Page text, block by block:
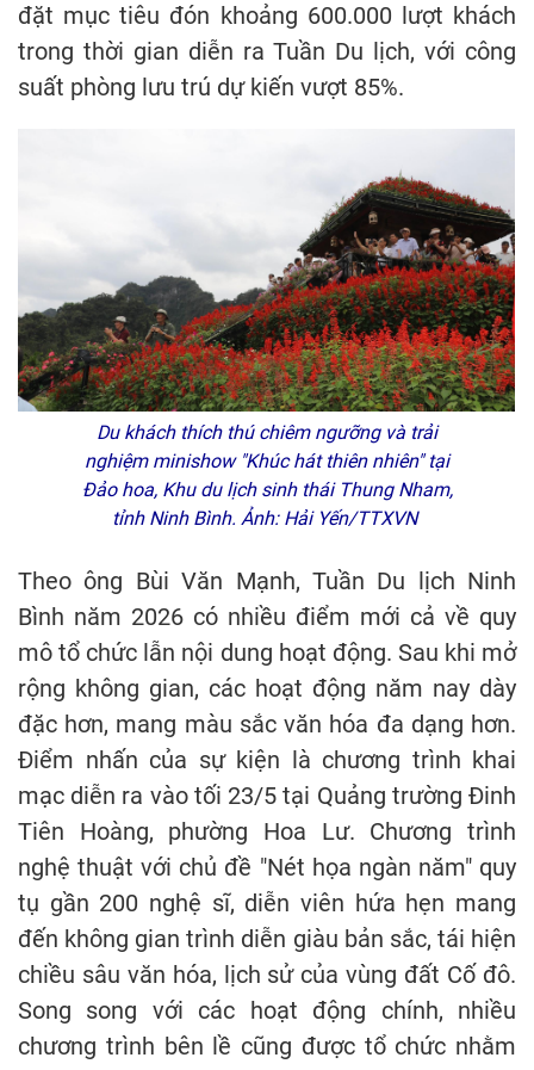
đặt mục tiêu đón khoảng 600.000 lượt khách
trong thời gian diễn ra Tuần Du lịch, với công
suất phòng lưu trú dự kiến vượt 85%.
Du khách thích thú chiêm ngưỡng và trải
nghiệm minishow "Khúc hát thiên nhiên" tại
Đảo hoa, Khu du lịch sinh thái Thung Nham,
tỉnh Ninh Bình. Ảnh: Hải Yến/TTXVN
Theo ông Bùi Văn Mạnh, Tuần Du lịch Ninh
Bình năm 2026 có nhiều điểm mới cả về quy
mô tổ chức lẫn nội dung hoạt động. Sau khi mở
rộng không gian, các hoạt động năm nay dày
đặc hơn, mang màu sắc văn hóa đa dạng hơn.
Điểm nhấn của sự kiện là chương trình khai
mạc diễn ra vào tối 23/5 tại Quảng trường Đinh
Tiên Hoàng, phường Hoa Lư. Chương trình
nghệ thuật với chủ đề "Nét họa ngàn năm" quy
tụ gần 200 nghệ sĩ, diễn viên hứa hẹn mang
đến không gian trình diễn giàu bản sắc, tái hiện
chiều sâu văn hóa, lịch sử của vùng đất Cố đô.
Song song với các hoạt động chính, nhiều
chương trình bên lề cũng được tổ chức nhằm